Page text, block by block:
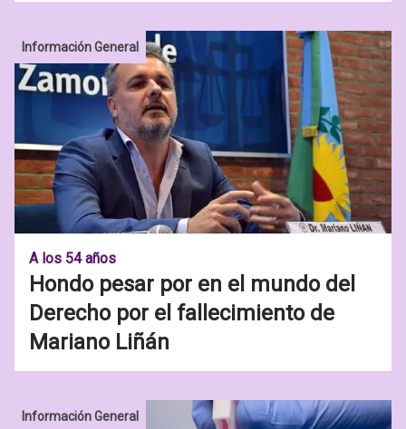
Información General
A los 54 años
Hondo pesar por en el mundo del
Derecho por el fallecimiento de
Mariano Liñán
Información General